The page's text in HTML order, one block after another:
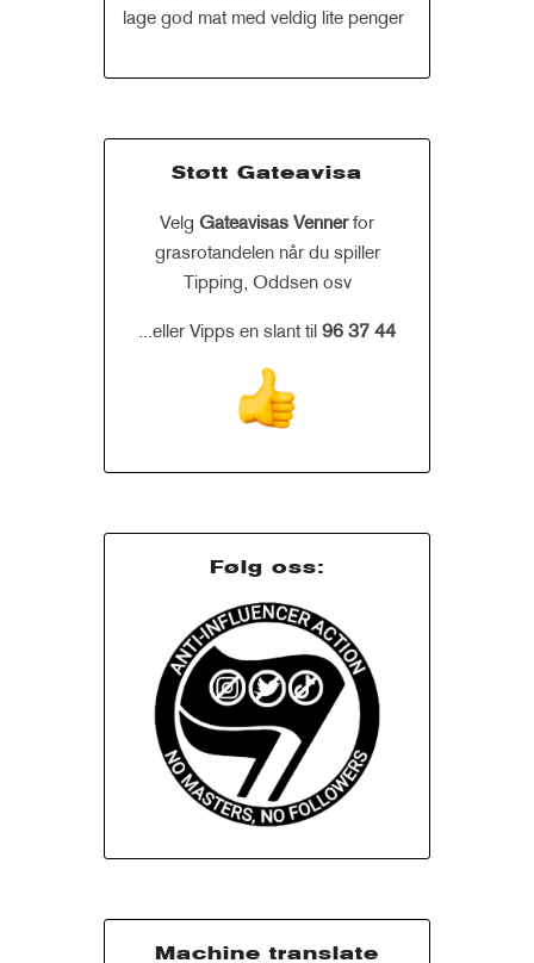
lage god mat med veldig lite penger
Støtt Gateavisa
Velg Gateavisas Vennerfor
grasrotandelen når du spiller
Tipping, Oddsen osv
...eller Vipps en slant til 96 37 44
Følg oss:
Machine translate